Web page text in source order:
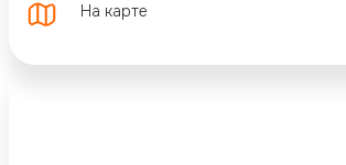
На карте